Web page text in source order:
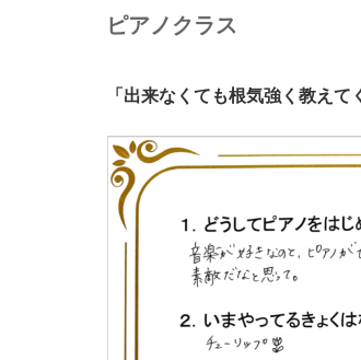
ピアノクラス
「出来なくても根気強く教えて